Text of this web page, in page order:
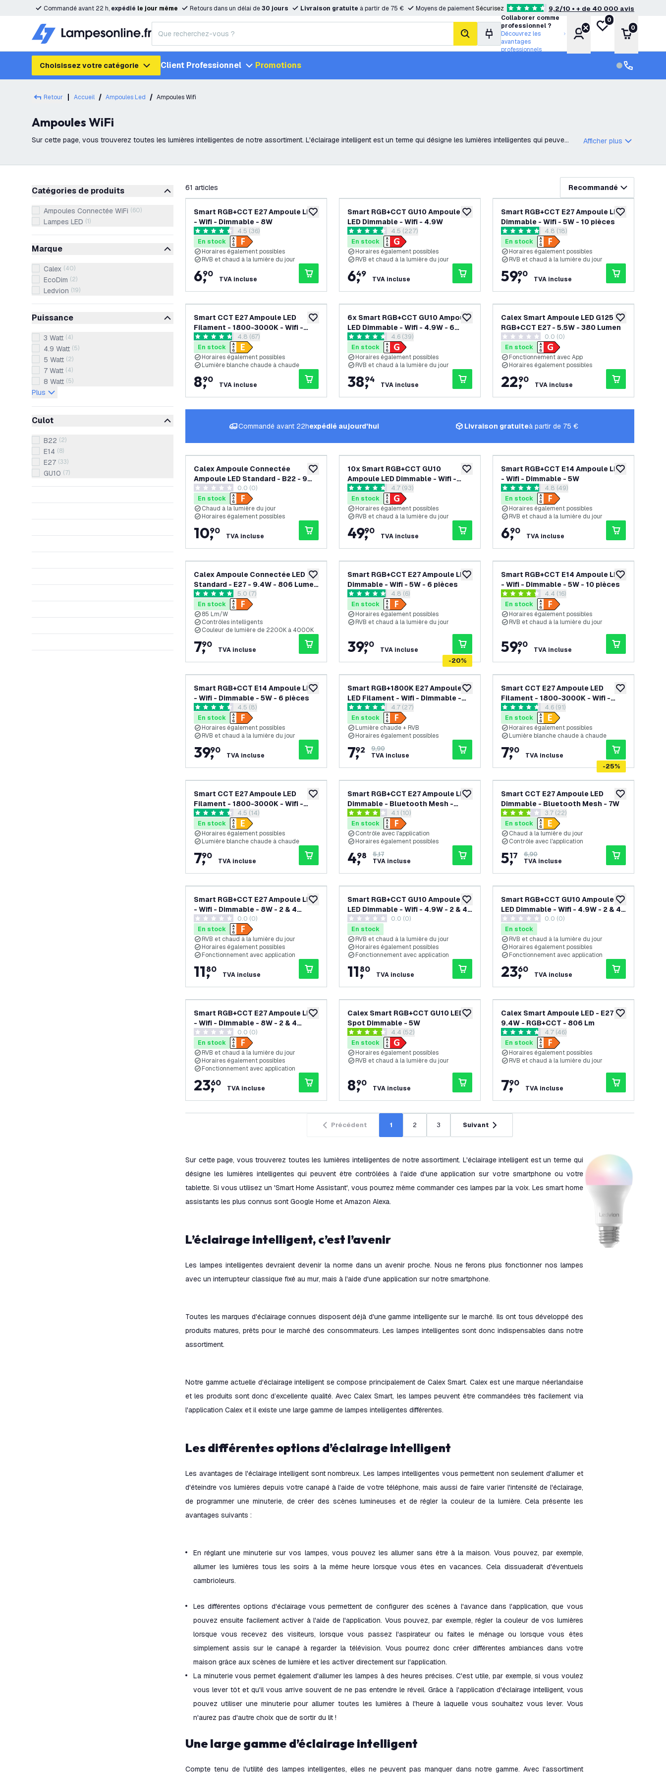
Commandé avant 22 h, expédié le jour même Retours dans un délai de30 jours Livraison gratuite à partir de 75 € Moyens de paiementSécurisez 4.6 étoiles de notation9,2/10 • + de 40 000 avis
rechercher
Collaborer comme
professionnel ?
Découvrez les
avantages
professionnels
Compte
Ma liste de
0
Panier
0
Choisissez votre catégorie Client Professionnel Promotions Service
Service client
Retour Accueil Ampoules Led Ampoules Wifi
Ampoules WiFi
Sur cette page, vous trouverez toutes les lumières intelligentes de notre assortiment. L'éclairage intelligent est un terme qui désigne les lumières intelligentes qui peuvent
Afficher plus
Catégories de produits
Ampoules Connectée WiFi (60)
Lampes LED (1)
Marque
Calex (40)
EcoDim (2)
Ledvion (19)
Puissance
3 Watt (4)
4.9 Watt (5)
5 Watt (2)
7 Watt (4)
8 Watt (5)
Plus
Culot
B22 (2)
E14 (8)
E27 (33)
GU10 (7)
61 articles Recommandé
ajouter à la liste de souhaits
Smart RGB+CCT E27 Ampoule LED
- Wifi - Dimmable - 8W
ouvrir le tiroir des avis
4.5 étoiles de notation
4.5 (36)
En stock
Horaires également possibles
RVB et chaud à la lumière du jour
6,
90
TVA incluse
ajouter à la liste de souhaits
Smart RGB+CCT GU10 Ampoule
LED Dimmable - Wifi - 4.9W
ouvrir le tiroir des avis
4.5 étoiles de notation
4.5 (227)
En stock
Horaires également possibles
RVB et chaud à la lumière du jour
6,
49
TVA incluse
ajouter à la
Smart RGB+CCT E27 Ampoule LED
Dimmable - Wifi - 5W - 10 pièces
ouvrir le tiroir des avis
4.8 étoiles de notation
4.8 (18)
En stock
Horaires également possibles
RVB et chaud à la lumière du jour
59,
90
TVA incluse
ajouter à la liste de souhaits
Smart CCT E27 Ampoule LED
Filament - 1800-3000K - Wifi -
Dimmable - 7Wouvrir le tiroir des avis
4.8 étoiles de notation
4.8 (67)
En stock
Horaires également possibles
Lumière blanche chaude à chaude
8,
90
TVA incluse
ajouter à la liste de souhaits
6x Smart RGB+CCT GU10 Ampoule
LED Dimmable - Wifi - 4.9W - 6
pièces
ouvrir le tiroir des avis
4.6 étoiles de notation
4.6 (39)
En stock
Horaires également possibles
RVB et chaud à la lumière du jour
38,
94
TVA incluse
ajouter à la
Calex Smart Ampoule LED G125
RGB+CCT E27 - 5.5W - 380 Lumen
0 étoiles de notation
0.0 (0)
En stock
Fonctionnement avec App
Horaires également possibles
22,
90
TVA incluse
ajouter à la liste de souhaits
Calex Ampoule Connectée
Ampoule LED Standard - B22 - 9W
- 806 Lumen - 2200K - 4000K -
Lampe Vintage
0 étoiles de notation
0.0 (0)
En stock
Chaud à la lumière du jour
Horaires également possibles
10,
90
TVA incluse
ajouter à la liste de souhaits
10x Smart RGB+CCT GU10
Ampoule LED Dimmable - Wifi -
4.9W - 10 piècesouvrir le tiroir des avis
4.7 étoiles de notation
4.7 (93)
En stock
Horaires également possibles
RVB et chaud à la lumière du jour
49,
90
TVA incluse
ajouter à la
Smart RGB+CCT E14 Ampoule LED
- Wifi - Dimmable - 5W
ouvrir le tiroir des avis
4.8 étoiles de notation
4.8 (49)
En stock
Horaires également possibles
RVB et chaud à la lumière du jour
6,
90
TVA incluse
ajouter à la liste de souhaits
Calex Ampoule Connectée LED
Standard - E27 - 9.4W - 806 Lumen
- 2200K-4000Kouvrir le tiroir des avis
5 étoiles de notation
5.0 (7)
En stock
85 Lm/W
Contrôles intelligents
Couleur de lumière de 2200K à 4000K
7,
90
TVA incluse
ajouter à la liste de souhaits
Smart RGB+CCT E27 Ampoule LED
Dimmable - Wifi - 5W - 6 pièces
ouvrir le tiroir des avis
4.8 étoiles de notation
4.8 (6)
En stock
Horaires également possibles
RVB et chaud à la lumière du jour
39,
90
TVA incluse
ajouter à la
Smart RGB+CCT E14 Ampoule LED
- Wifi - Dimmable - 5W - 10 pièces
ouvrir le tiroir des avis
4.4 étoiles de notation
4.4 (16)
En stock
Horaires également possibles
RVB et chaud à la lumière du jour
59,
90
TVA incluse
ajouter à la liste de souhaits
Smart RGB+CCT E14 Ampoule LED
- Wifi - Dimmable - 5W - 6 pièces
ouvrir le tiroir des avis
4.5 étoiles de notation
4.5 (8)
En stock
Horaires également possibles
RVB et chaud à la lumière du jour
39,
90
TVA incluse
ajouter à la liste de souhaits
-20%
Smart RGB+1800K E27 Ampoule
LED Filament - Wifi - Dimmable -
5W
ouvrir le tiroir des avis
4.7 étoiles de notation
4.7 (27)
En stock
Lumière chaude + RVB
Horaires également possibles
7,
92
9,90
TVA incluse
ajouter à la
Smart CCT E27 Ampoule LED
Filament - 1800-3000K - Wifi -
Dimmable - 7Wouvrir le tiroir des avis
4.6 étoiles de notation
4.6 (91)
En stock
Horaires également possibles
Lumière blanche chaude à chaude
7,
90
TVA incluse
ajouter à la liste de souhaits
Smart CCT E27 Ampoule LED
Filament - 1800-3000K - Wifi -
Dimmable - 7Wouvrir le tiroir des avis
4.5 étoiles de notation
4.5 (14)
En stock
Horaires également possibles
Lumière blanche chaude à chaude
7,
90
TVA incluse
ajouter à la liste de souhaits
Smart RGB+CCT E27 Ampoule LED
Dimmable - Bluetooth Mesh -
9.4W
ouvrir le tiroir des avis
4.1 étoiles de notation
4.1 (10)
En stock
Contrôle avec l'application
Horaires également possibles
4,
98
5,17
TVA incluse
ajouter à la
-25%
Smart CCT E27 Ampoule LED
Dimmable - Bluetooth Mesh - 7W
ouvrir le tiroir des avis
3.7 étoiles de notation
3.7 (22)
En stock
Chaud à la lumière du jour
Contrôle avec l'application
5,
17
6,90
TVA incluse
ajouter à la liste de souhaits
Smart RGB+CCT E27 Ampoule LED
- Wifi - Dimmable - 8W - 2 & 4
pièces
0 étoiles de notation
0.0 (0)
En stock
RVB et chaud à la lumière du jour
Horaires également possibles
Fonctionnement avec application
11,
80
TVA incluse
ajouter à la liste de souhaits
Smart RGB+CCT GU10 Ampoule
LED Dimmable - Wifi - 4.9W - 2 & 4
pièces
0 étoiles de notation
0.0 (0)
En stock
RVB et chaud à la lumière du jour
Horaires également possibles
Fonctionnement avec application
11,
80
TVA incluse
ajouter à la
Smart RGB+CCT GU10 Ampoule
LED Dimmable - Wifi - 4.9W - 2 & 4
pièces
0 étoiles de notation
0.0 (0)
En stock
RVB et chaud à la lumière du jour
Horaires également possibles
Fonctionnement avec application
23,
60
TVA incluse
ajouter à la liste de souhaits
Smart RGB+CCT E27 Ampoule LED
- Wifi - Dimmable - 8W - 2 & 4
pièces
0 étoiles de notation
0.0 (0)
En stock
RVB et chaud à la lumière du jour
Horaires également possibles
Fonctionnement avec application
23,
60
TVA incluse
ajouter à la liste de souhaits
Calex Smart RGB+CCT GU10 LED
Spot Dimmable - 5W
ouvrir le tiroir des avis
4.4 étoiles de notation
4.4 (52)
En stock
Horaires également possibles
RVB et chaud à la lumière du jour
8,
90
TVA incluse
ajouter à la
Calex Smart Ampoule LED - E27 -
9.4W - RGB+CCT - 806 Lm
ouvrir le tiroir des avis
4.7 étoiles de notation
4.7 (46)
En stock
Horaires également possibles
RVB et chaud à la lumière du jour
7,
90
TVA incluse
Commandé avant 22hexpédié aujourd'hui Livraison gratuiteà partir de 75 €
Précédent 1 2 3 Suivant
filtrer
Sur cette page, vous trouverez toutes les lumières intelligentes de notre assortiment. L'éclairage intelligent est un terme qui
désigne les lumières intelligentes qui peuvent être contrôlées à l'aide d'une application sur votre smartphone ou votre
tablette. Si vous utilisez un 'Smart Home Assistant', vous pourrez même commander ces lampes par la voix. Les smart home
assistants les plus connus sont Google Home et Amazon Alexa.
L’éclairage intelligent, c’est l’avenir
Les lampes intelligentes devraient devenir la norme dans un avenir proche. Nous ne ferons plus fonctionner nos lampes
avec un interrupteur classique fixé au mur, mais à l'aide d'une application sur notre smartphone.
Toutes les marques d'éclairage connues disposent déjà d'une gamme intelligente sur le marché. Ils ont tous développé des
produits matures, prêts pour le marché des consommateurs. Les lampes intelligentes sont donc indispensables dans notre
assortiment.
Notre gamme actuelle d'éclairage intelligent se compose principalement de Calex Smart. Calex est une marque néerlandaise
et les produits sont donc d’excellente qualité. Avec Calex Smart, les lampes peuvent être commandées très facilement via
l'application Calex et il existe une large gamme de lampes intelligentes différentes.
Les différentes options d’éclairage intelligent
Les avantages de l'éclairage intelligent sont nombreux. Les lampes intelligentes vous permettent non seulement d'allumer et
d'éteindre vos lumières depuis votre canapé à l'aide de votre téléphone, mais aussi de faire varier l'intensité de l'éclairage,
de programmer une minuterie, de créer des scènes lumineuses et de régler la couleur de la lumière. Cela présente les
avantages suivants :
En réglant une minuterie sur vos lampes, vous pouvez les allumer sans être à la maison. Vous pouvez, par exemple,
allumer les lumières tous les soirs à la même heure lorsque vous êtes en vacances. Cela dissuaderait d'éventuels
cambrioleurs.
Les différentes options d'éclairage vous permettent de configurer des scènes à l'avance dans l'application, que vous
pouvez ensuite facilement activer à l'aide de l'application. Vous pouvez, par exemple, régler la couleur de vos lumières
lorsque vous recevez des visiteurs, lorsque vous passez l'aspirateur ou faites le ménage ou lorsque vous êtes
simplement assis sur le canapé à regarder la télévision. Vous pourrez donc créer différentes ambiances dans votre
maison grâce aux scènes de lumière et les activer directement sur l'application.
La minuterie vous permet également d'allumer les lampes à des heures précises. C'est utile, par exemple, si vous voulez
vous lever tôt et qu'il vous arrive souvent de ne pas entendre le réveil. Grâce à l'application d'éclairage intelligent, vous
pouvez utiliser une minuterie pour allumer toutes les lumières à l'heure à laquelle vous souhaitez vous lever. Vous
n'aurez pas d'autre choix que de sortir du lit !
Une large gamme d’éclairage intelligent
Compte tenu de l'utilité des lampes intelligentes, elles ne peuvent pas manquer dans notre gamme. Avec l'assortiment